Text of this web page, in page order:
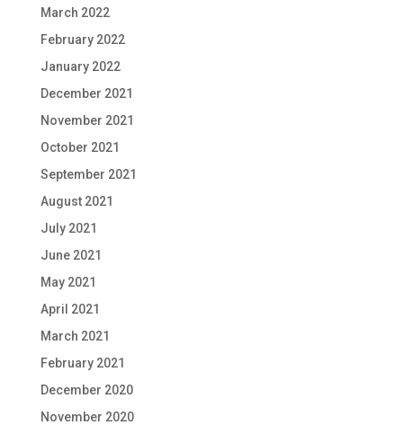
March 2022
February 2022
January 2022
December 2021
November 2021
October 2021
September 2021
August 2021
July 2021
June 2021
May 2021
April 2021
March 2021
February 2021
December 2020
November 2020